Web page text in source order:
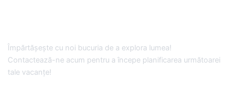
Împărtășește cu noi bucuria de a explora lumea!
Contactează-ne acum pentru a începe planificarea următoarei
tale vacanțe!